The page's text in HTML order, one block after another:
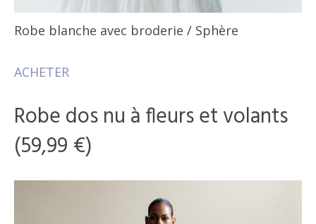
Robe blanche avec broderie / Sphère
ACHETER
Robe dos nu à fleurs et volants
(59,99 €)